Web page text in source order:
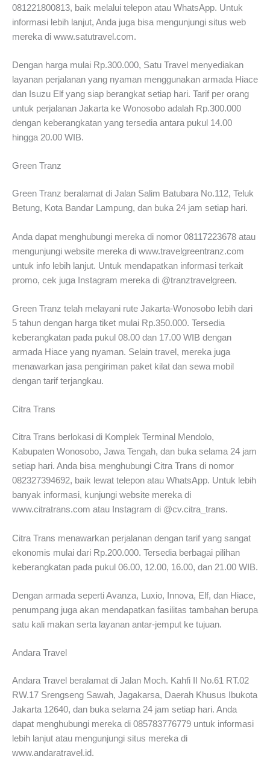
081221800813, baik melalui telepon atau WhatsApp. Untuk
informasi lebih lanjut, Anda juga bisa mengunjungi situs web
mereka di www.satutravel.com.
Dengan harga mulai Rp.300.000, Satu Travel menyediakan
layanan perjalanan yang nyaman menggunakan armada Hiace
dan Isuzu Elf yang siap berangkat setiap hari. Tarif per orang
untuk perjalanan Jakarta ke Wonosobo adalah Rp.300.000
dengan keberangkatan yang tersedia antara pukul 14.00
hingga 20.00 WIB.
Green Tranz
Green Tranz beralamat di Jalan Salim Batubara No.112, Teluk
Betung, Kota Bandar Lampung, dan buka 24 jam setiap hari.
Anda dapat menghubungi mereka di nomor 08117223678 atau
mengunjungi website mereka di www.travelgreentranz.com
untuk info lebih lanjut. Untuk mendapatkan informasi terkait
promo, cek juga Instagram mereka di @tranztravelgreen.
Green Tranz telah melayani rute Jakarta-Wonosobo lebih dari
5 tahun dengan harga tiket mulai Rp.350.000. Tersedia
keberangkatan pada pukul 08.00 dan 17.00 WIB dengan
armada Hiace yang nyaman. Selain travel, mereka juga
menawarkan jasa pengiriman paket kilat dan sewa mobil
dengan tarif terjangkau.
Citra Trans
Citra Trans berlokasi di Komplek Terminal Mendolo,
Kabupaten Wonosobo, Jawa Tengah, dan buka selama 24 jam
setiap hari. Anda bisa menghubungi Citra Trans di nomor
082327394692, baik lewat telepon atau WhatsApp. Untuk lebih
banyak informasi, kunjungi website mereka di
www.citratrans.com atau Instagram di @cv.citra_trans.
Citra Trans menawarkan perjalanan dengan tarif yang sangat
ekonomis mulai dari Rp.200.000. Tersedia berbagai pilihan
keberangkatan pada pukul 06.00, 12.00, 16.00, dan 21.00 WIB.
Dengan armada seperti Avanza, Luxio, Innova, Elf, dan Hiace,
penumpang juga akan mendapatkan fasilitas tambahan berupa
satu kali makan serta layanan antar-jemput ke tujuan.
Andara Travel
Andara Travel beralamat di Jalan Moch. Kahfi II No.61 RT.02
RW.17 Srengseng Sawah, Jagakarsa, Daerah Khusus Ibukota
Jakarta 12640, dan buka selama 24 jam setiap hari. Anda
dapat menghubungi mereka di 085783776779 untuk informasi
lebih lanjut atau mengunjungi situs mereka di
www.andaratravel.id.